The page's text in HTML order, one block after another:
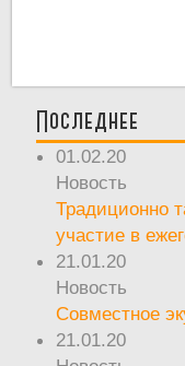
Последнее
01.02.20
Новость
Традиционно
участие в
21.01.20
Новость
Совместное
21.01.20